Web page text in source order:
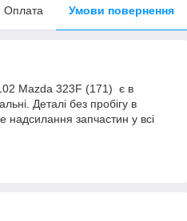
Оплата Умови повернення
Mazda 323F (171) є в
Деталі без пробігу в
надсилання запчастин у всі